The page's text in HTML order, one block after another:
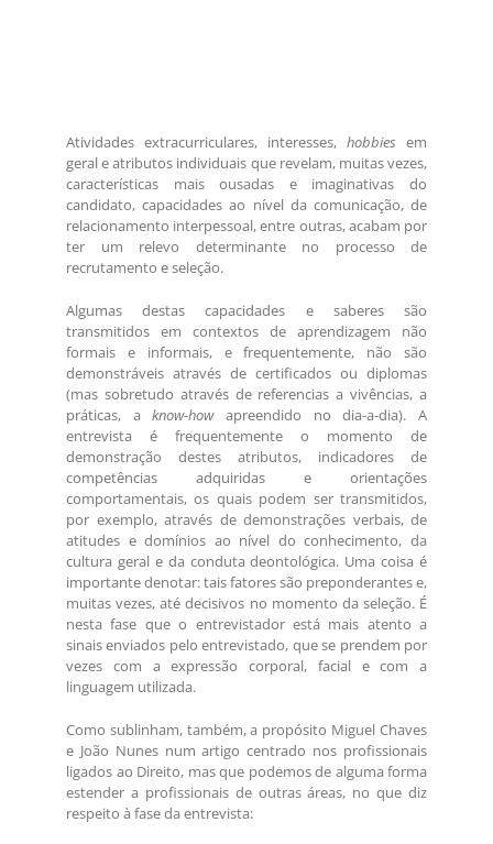
Atividades extracurriculares, interesses, hobbies em
geral e atributos individuais que revelam, muitas vezes,
características mais ousadas e imaginativas do
candidato, capacidades ao nível da comunicação, de
relacionamento interpessoal, entre outras, acabam por
ter um relevo determinante no processo de
recrutamento e seleção.
Algumas destas capacidades e saberes são
transmitidos em contextos de aprendizagem não
formais e informais, e frequentemente, não são
demonstráveis através de certificados ou diplomas
(mas sobretudo através de referencias a vivências, a
práticas, aknow-howapreendido no dia-a-dia). A
entrevista é frequentemente o momento de
demonstração destes atributos, indicadores de
competências adquiridas e orientações
comportamentais, os quais podem ser transmitidos,
por exemplo, através de demonstrações verbais, de
atitudes e domínios ao nível do conhecimento, da
cultura geral e da conduta deontológica. Uma coisa é
importante denotar: tais fatores são preponderantes e,
muitas vezes, até decisivos no momento da seleção. É
nesta fase que o entrevistador está mais atento a
sinais enviados pelo entrevistado, que se prendem por
vezes com a expressão corporal, facial e com a
linguagem utilizada.
Como sublinham, também, a propósito Miguel Chaves
e João Nunes num artigo centrado nos profissionais
ligados ao Direito, mas que podemos de alguma forma
estender a profissionais de outras áreas, no que diz
respeito à fase da entrevista: